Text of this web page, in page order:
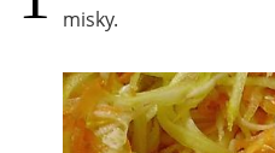
misky.